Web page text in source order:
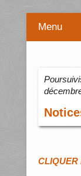
Menu
CLIQUER